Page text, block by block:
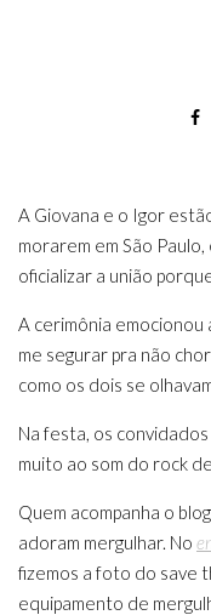
A Giovana e o Igor
morarem em São
oficializar a união
A cerimônia
me segurar pra não
como os dois se
Na festa, os
muito ao som do rock
Quem acompanha o
adoram mergulhar. No
fizemos a foto do save
equipamento de